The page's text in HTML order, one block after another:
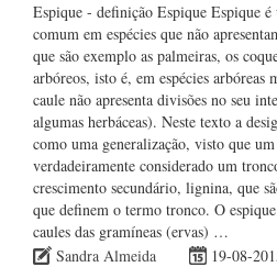
Espique - definição Espique Espique
comum em espécies que não
que são exemplo as palmeiras, os
arbóreos, isto é, em espécies
caule não apresenta divisões no seu
algumas herbáceas). Neste texto a
como uma generalização, visto que
verdadeiramente considerado um
crescimento secundário, lignina, que
que definem o termo tronco. O
caules das gramíneas (ervas) …
Sandra Almeida
19-08-